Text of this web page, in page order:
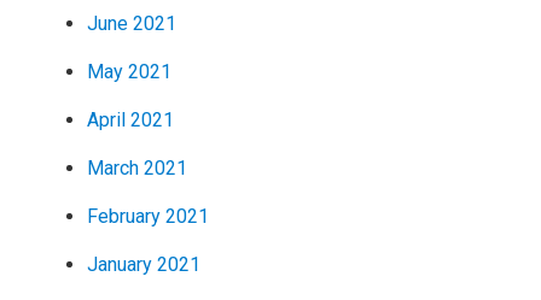
June 2021
May 2021
April 2021
March 2021
February 2021
January 2021